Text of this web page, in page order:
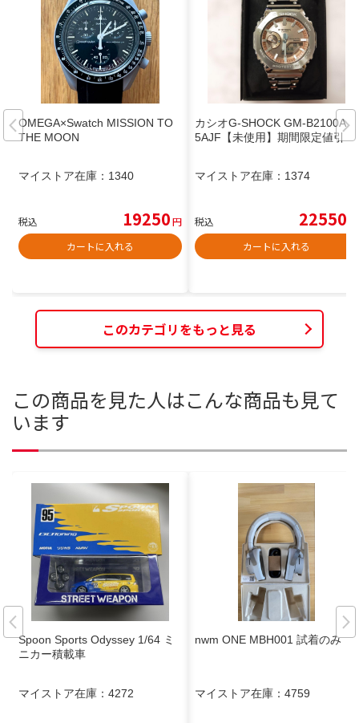
OMEGA×Swatch MISSION TO
THE MOON
マイストア在庫： 1340
税込 19250円
カートに入れる
カシオG-SHOCK GM-B2100AD-
5AJF【未使用】期間限定値引き
マイストア在庫： 1374
税込 22550
カートに入れる
このカテゴリをもっと見る
この商品を見た人はこんな商品も見て
います
Spoon Sports Odyssey 1/64 ミ
ニカー積載車
マイストア在庫： 4272
nwm ONE MBH001 試着のみ
マイストア在庫： 4759